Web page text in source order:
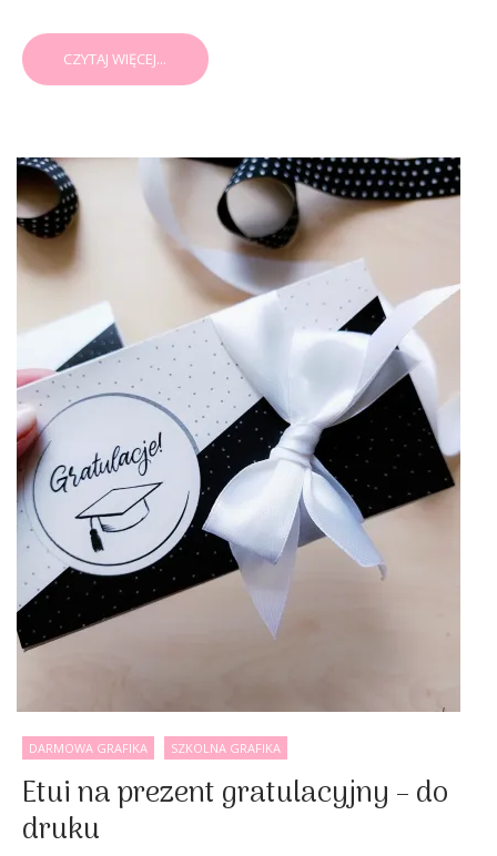
CZYTAJ WIĘCEJ...
DARMOWA GRAFIKA SZKOLNA GRAFIKA
Etui na prezent gratulacyjny – do
druku